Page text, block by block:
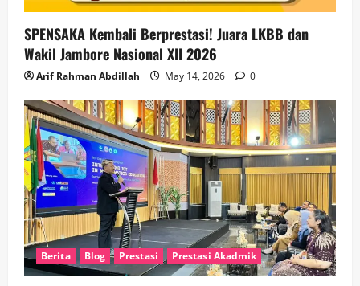
SPENSAKA Kembali Berprestasi! Juara LKBB dan
Wakil Jambore Nasional XII 2026
Arif Rahman Abdillah May 14, 2026 0
Berita Blog Prestasi Prestasi Akadmik